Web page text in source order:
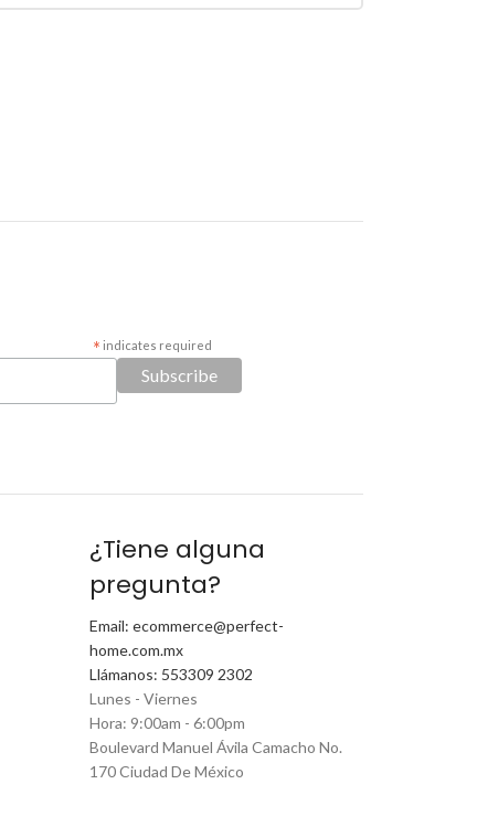
* indicates required
¿Tiene alguna
pregunta?
Email: ecommerce@perfect-
home.com.mx
Llámanos: 553309 2302
Lunes - Viernes
Hora: 9:00am - 6:00pm
Boulevard Manuel Ávila Camacho No.
170 Ciudad De México